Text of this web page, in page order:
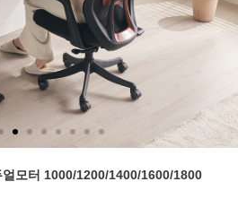
모터 1000/1200/1400/1600/1800